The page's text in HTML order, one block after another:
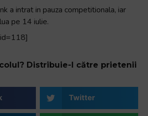
a intrat in pauza competitionala, iar
pe 14 iulie.
Distribuie-l către prietenii
Twitter